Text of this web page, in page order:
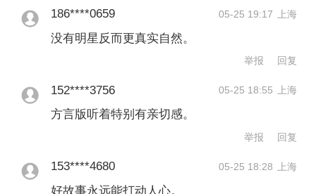
众尤其是潮汕观众看了电影后都说剧情
很写实，当年很多家庭都是如此，且故
事主人公聚焦最为平凡的人，没有背
景、没有钱的普通人该如何获得更好的
生活？这是大部分普通观众都面临的问
题，这样接地气且真实的故事让大部分
观众产生共情。
186****0659 05-25 19:17 上海
没有明星反而更真实自然。
举报 回复
152****3756 05-25 18:55 上海
方言版听着特别有亲切感。
举报 回复
153****4680 05-25 18:28 上海
好故事永远能打动人心。